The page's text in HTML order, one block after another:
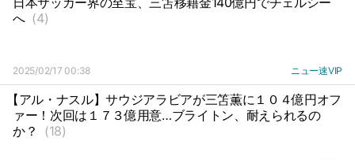
へ (4)
2025/02/17 00:38 ニュー速VIP
【アル・ナスル】サウジアラビアが三笘薫に１０４億円オフ
ァー！次回は１７３億用意…ブライトン、耐えられるの
か？
(18)